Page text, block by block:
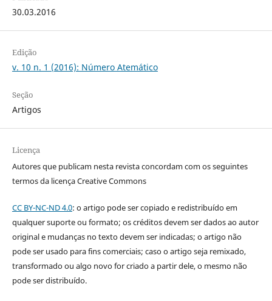
30.03.2016
Edição
v. 10 n. 1 (2016): Número Atemático
Seção
Artigos
Licença
Autores que publicam nesta revista concordam com os seguintes
termos da licença Creative Commons
CC BY-NC-ND 4.0: o artigo pode ser copiado e redistribuído em
qualquer suporte ou formato; os créditos devem ser dados ao autor
original e mudanças no texto devem ser indicadas; o artigo não
pode ser usado para fins comerciais; caso o artigo seja remixado,
transformado ou algo novo for criado a partir dele, o mesmo não
pode ser distribuído.